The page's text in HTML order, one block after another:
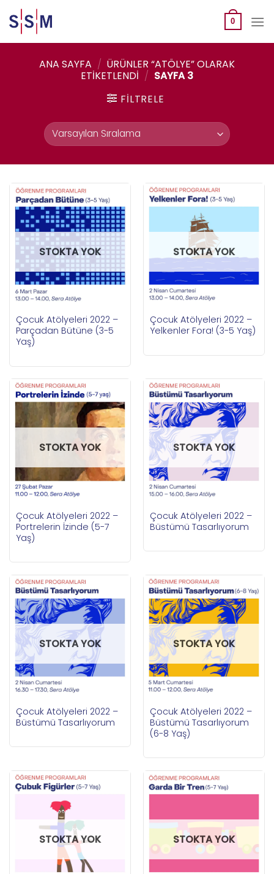
to
content
0
ANA SAYFA / ÜRÜNLER “ATÖLYE” OLARAK
ETIKETLENDI / SAYFA 3
FILTRELE
STOKTA YOK
Çocuk Atölyeleri 2022 –
Parçadan Bütüne (3-5
Yaş)
STOKTA YOK
Çocuk Atölyeleri 2022 –
Yelkenler Fora! (3-5 Yaş)
STOKTA YOK
Çocuk Atölyeleri 2022 –
Portrelerin İzinde (5-7
Yaş)
STOKTA YOK
Çocuk Atölyeleri 2022 –
Büstümü Tasarlıyorum
STOKTA YOK
Çocuk Atölyeleri 2022 –
Büstümü Tasarlıyorum
STOKTA YOK
Çocuk Atölyeleri 2022 –
Büstümü Tasarlıyorum
(6-8 Yaş)
STOKTA YOK STOKTA YOK